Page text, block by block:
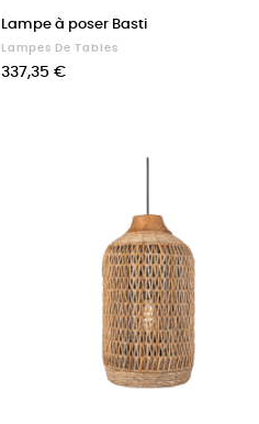
Lampe à poser Basti
Lampes De Tables
Prix
337,35 €